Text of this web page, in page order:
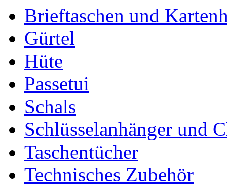
Brieftaschen und
Gürtel
Hüte
Passetui
Schals
Schlüsselanhänger und
Taschentücher
Technisches Zubehör